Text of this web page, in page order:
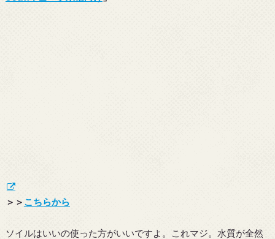
＞＞ こちらから
ソイルはいいの使った方がいいですよ。これマジ。水質が全然